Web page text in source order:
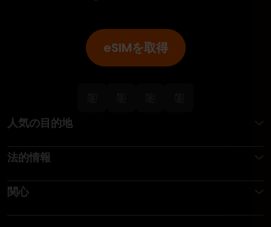
eSIMを取得
人気の目的地
法的情報
関心